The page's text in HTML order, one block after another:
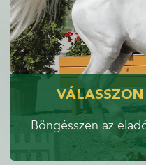
Böngésszen az